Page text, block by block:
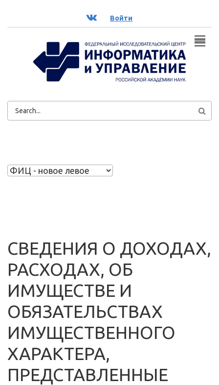
ВК Войти
ФОРМА
СВЕДЕНИЯ О ДОХОДАХ,
РАСХОДАХ, ОБ
ИМУЩЕСТВЕ И
ОБЯЗАТЕЛЬСТВАХ
ИМУЩЕСТВЕННОГО
ХАРАКТЕРА,
ПРЕДСТАВЛЕННЫЕ